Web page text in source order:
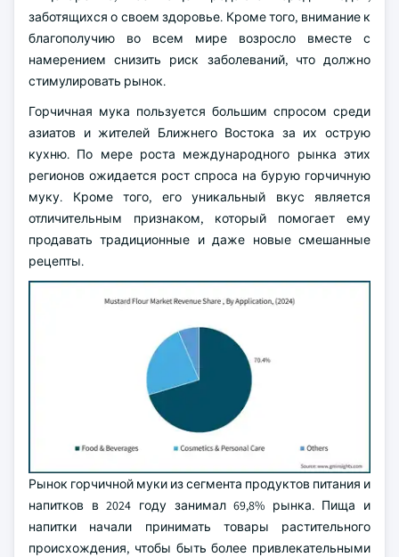
заботящихся о своем здоровье. Кроме того, внимание к
благополучию во всем мире возросло вместе с
намерением снизить риск заболеваний, что должно
стимулировать рынок.
Горчичная мука пользуется большим спросом среди
азиатов и жителей Ближнего Востока за их острую
кухню. По мере роста международного рынка этих
регионов ожидается рост спроса на бурую горчичную
муку. Кроме того, его уникальный вкус является
отличительным признаком, который помогает ему
продавать традиционные и даже новые смешанные
рецепты.
Рынок горчичной муки из сегмента продуктов питания и
напитков в 2024 году занимал 69,8% рынка. Пища и
напитки начали принимать товары растительного
происхождения, чтобы быть более привлекательными